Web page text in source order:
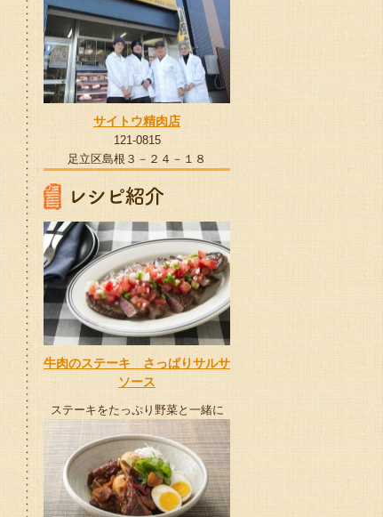
サイトウ精肉店
121-0815
足立区島根３－２４－１８
牛肉のステーキ さっぱりサルサ
ソース
ステーキをたっぷり野菜と一緒に